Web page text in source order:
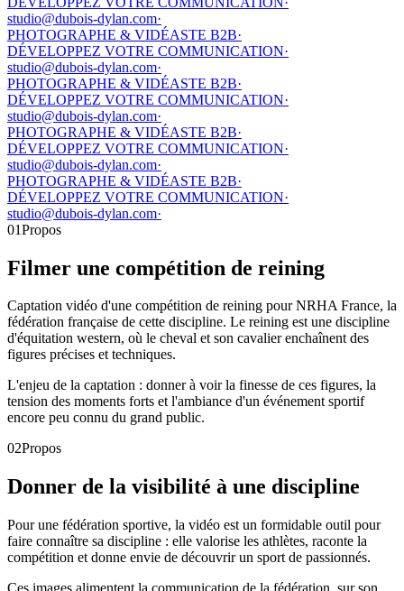
studio@dubois-dylan.com·
PHOTOGRAPHE & VIDÉASTE B2B·
DÉVELOPPEZ VOTRE COMMUNICATION·
studio@dubois-dylan.com·
PHOTOGRAPHE & VIDÉASTE B2B·
DÉVELOPPEZ VOTRE COMMUNICATION·
studio@dubois-dylan.com·
PHOTOGRAPHE & VIDÉASTE B2B·
DÉVELOPPEZ VOTRE COMMUNICATION·
studio@dubois-dylan.com·
PHOTOGRAPHE & VIDÉASTE B2B·
DÉVELOPPEZ VOTRE COMMUNICATION·
studio@dubois-dylan.com·
01Propos
Filmer une compétition de reining
Captation vidéo d'une compétition de reining pour NRHA France, la
fédération française de cette discipline. Le reining est une discipline
d'équitation western, où le cheval et son cavalier enchaînent des
figures précises et techniques.
L'enjeu de la captation : donner à voir la finesse de ces figures, la
tension des moments forts et l'ambiance d'un événement sportif
encore peu connu du grand public.
02Propos
Donner de la visibilité à une discipline
Pour une fédération sportive, la vidéo est un formidable outil pour
faire connaître sa discipline : elle valorise les athlètes, raconte la
compétition et donne envie de découvrir un sport de passionnés.